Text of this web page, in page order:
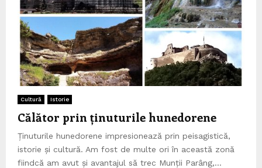
Cultură Istorie
Călător prin ținuturile hunedorene
Ținuturile hunedorene impresionează prin peisagistică,
istorie și cultură. Am fost de multe ori în această zonă
fiindcă am avut și avantajul să trec Munții Parâng,...